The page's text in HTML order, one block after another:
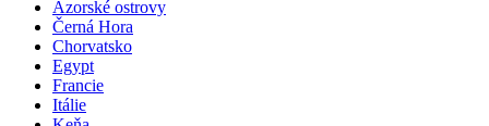
Azorské ostrovy
Černá Hora
Chorvatsko
Egypt
Francie
Itálie